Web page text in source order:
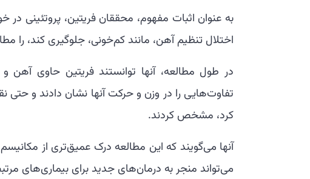
به عنوان اثبات مفهوم، محققان فریتین، پروتئینی در
اختلال تنظیم آهن، مانند کم‌خونی، جلوگیری کند، را
در طول مطالعه، آنها توانستند فریتین حاوی
تفاوت‌هایی را در وزن و حرکت آنها نشان دادند و
کرد، مشخص کردند.
آنها می‌گویند که این مطالعه درک عمیق‌تری از
می‌تواند منجر به درمان‌های جدید برای بیماری‌های